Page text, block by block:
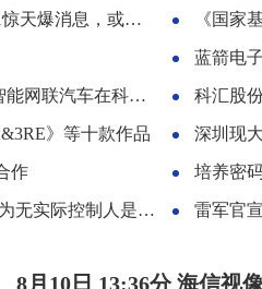
，或将产生重大影响
车在科学城“开跑”
》等十款作品
作
经营管理造成重大不利影响
《国家
蓝箭电
科汇股份：
深圳现大量
培养密
雷军官
8月10日 13:36分 海信视